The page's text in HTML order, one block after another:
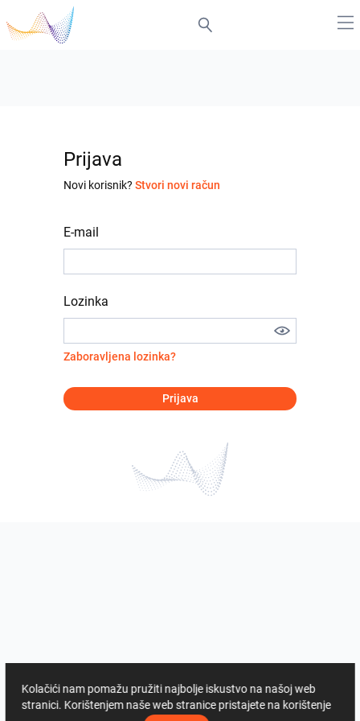
Prijava
Novi korisnik? Stvori novi račun
E-mail
Lozinka
Zaboravljena lozinka?
Prijava
Kolačići nam pomažu pružiti najbolje iskustvo na našoj web
stranici. Korištenjem naše web stranice pristajete na korištenje